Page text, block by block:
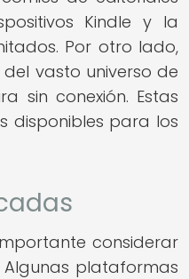
Kindle y la
Por otro lado,
vasto universo de
sin conexión. Estas
disponibles para los
considerar
Algunas plataformas